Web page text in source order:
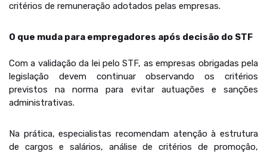
critérios de remuneração adotados pelas empresas.
O que muda para empregadores após decisão do STF
Com a validação da lei pelo STF, as empresas obrigadas pela
legislação devem continuar observando os critérios
previstos na norma para evitar autuações e sanções
administrativas.
Na prática, especialistas recomendam atenção à estrutura
de cargos e salários, análise de critérios de promoção,